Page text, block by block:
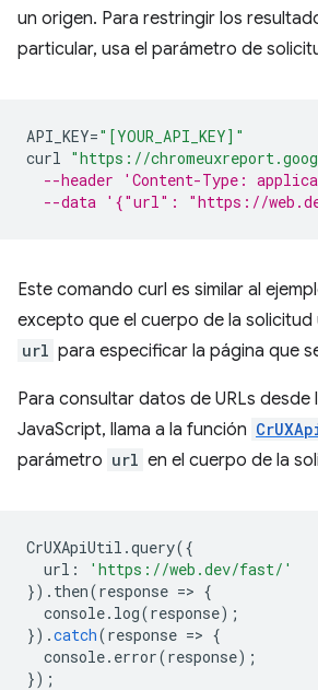
un origen. Para restringir los
particular, usa el parámetro de
API_KEY="[YOUR_API_KEY]"
curl "https://
--header 'Content-Type:
--data '{"url": "https://
Este comando curl es similar al
excepto que el cuerpo de la solicitud
url para especificar la página que
Para consultar datos de URLs desde
JavaScript, llama a la función
parámetro url en el cuerpo de la
CrUXApiUtil .query({
url :
'https://web.dev/fast/'
}). then(response => {
console. log(response);
}).catch(response => {
console. error(response);
});